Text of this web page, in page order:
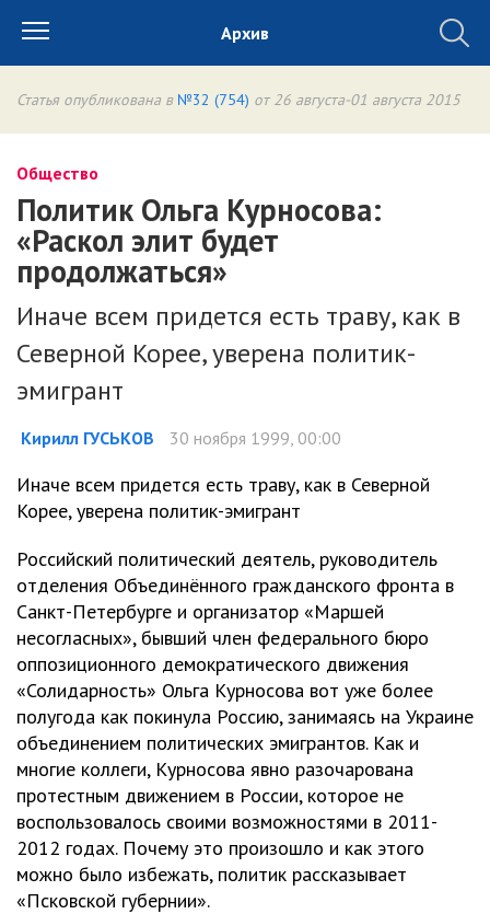
Архив
Статья опубликована в №32 (754) от 26 августа-01 августа 2015
Общество
Политик Ольга Курносова:
«Раскол элит будет
продолжаться»
Иначе всем придется есть траву, как в
Северной Корее, уверена политик-
эмигрант
Кирилл ГУСЬКОВ 30 ноября 1999, 00:00
Иначе всем придется есть траву, как в Северной
Корее, уверена политик-эмигрант
Российский политический деятель, руководитель
отделения Объединённого гражданского фронта в
Санкт-Петербурге и организатор «Маршей
несогласных», бывший член федерального бюро
оппозиционного демократического движения
«Солидарность» Ольга Курносова вот уже более
полугода как покинула Россию, занимаясь на Украине
объединением политических эмигрантов. Как и
многие коллеги, Курносова явно разочарована
протестным движением в России, которое не
воспользовалось своими возможностями в 2011-
2012 годах. Почему это произошло и как этого
можно было избежать, политик рассказывает
«Псковской губернии».